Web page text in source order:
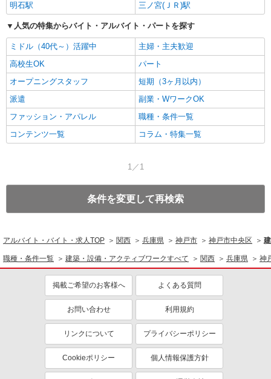
明石駅
三ノ宮(ＪＲ)駅
人気の特集からバイト・アルバイト・パートを探す
ミドル（40代～）活躍中
主婦・主夫歓迎
高校生OK
パート
オープニングスタッフ
短期（3ヶ月以内）
派遣
副業・WワークOK
ファッション・アパレル
職種・条件一覧
コンテンツ一覧
コラム・特集一覧
1／1
条件を変更して再検索
アルバイト・バイト・求人TOP 関西 兵庫県 神戸市 神戸市中央区
職種・条件一覧 建築・設備・アクティブワークすべて 関西 兵庫県 神
掲載ご希望のお客様へ よくある質問
お問い合わせ 利用規約
リンクについて プライバシーポリシー
Cookieポリシー 個人情報保護方針